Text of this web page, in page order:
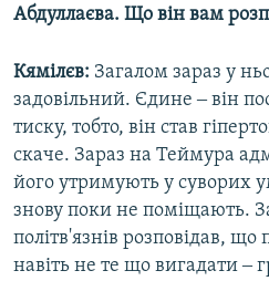
Абдуллаєва. Що він вам
Кямілєв: Загалом зараз у
задовільний. Єдине ‒ він
тиску, тобто, він став
скаче. Зараз на Теймура
його утримують у суворих
знову поки не поміщають.
політв'язнів розповідав,
навіть не те що вигадати ‒